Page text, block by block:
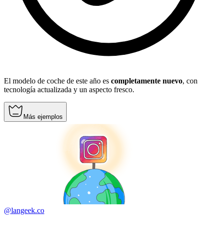
El modelo de coche de este año es completamente nuevo, con
tecnología actualizada y un aspecto fresco.
Más ejemplos
@langeek.co